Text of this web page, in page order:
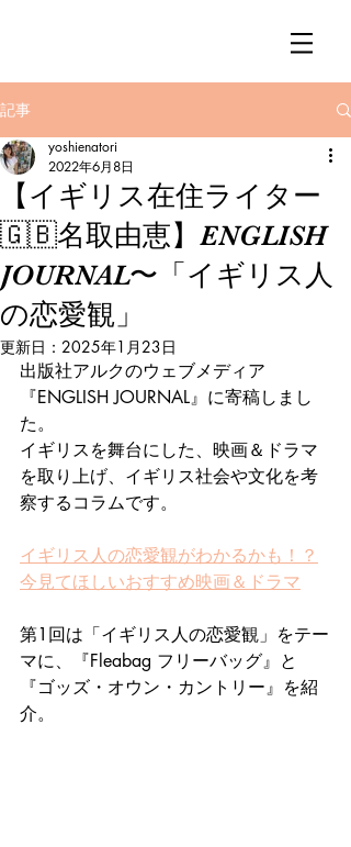
記事
【イギリス在住ライター
🇬🇧名取由恵】ENGLISH
JOURNAL〜「イギリス人
の恋愛観」
yoshienatori
2022年6月8日
更新日： 2025年1月23日
出版社アルクのウェブメディア
『ENGLISH JOURNAL』に寄稿しまし
た。
イギリスを舞台にした、映画＆ドラマ
を取り上げ、イギリス社会や文化を考
察するコラムです。
イギリス人の恋愛観がわかるかも！？
今見てほしいおすすめ映画＆ドラマ
第1回は「イギリス人の恋愛観」をテー
マに、『Fleabag フリーバッグ』と
『ゴッズ・オウン・カントリー』を紹
介。